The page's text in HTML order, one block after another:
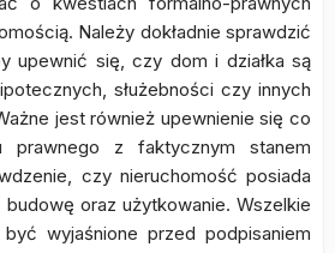
Należy dokładnie sprawdzić
upewnić się, czy dom i działka są
służebności czy innych
jest również upewnienie się co
prawnego z faktycznym stanem
czy nieruchomość posiada
oraz użytkowanie. Wszelkie
wyjaśnione przed podpisaniem